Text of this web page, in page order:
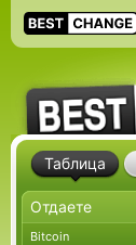
Таблица
Bitcoin